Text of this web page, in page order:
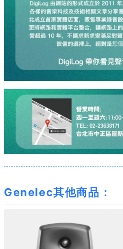
Genelec其他商品：